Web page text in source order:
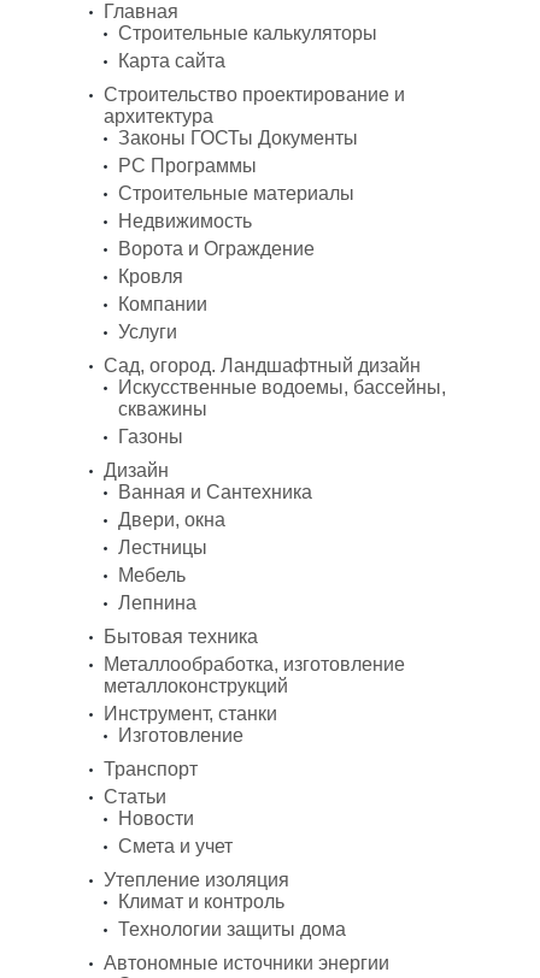
Главная
Строительные калькуляторы
Карта сайта
Строительство проектирование и
архитектура
Законы ГОСТы Документы
PC Программы
Строительные материалы
Недвижимость
Ворота и Ограждение
Кровля
Компании
Услуги
Сад, огород. Ландшафтный дизайн
Искусственные водоемы, бассейны,
скважины
Газоны
Дизайн
Ванная и Сантехника
Двери, окна
Лестницы
Мебель
Лепнина
Бытовая техника
Металлообработка, изготовление
металлоконструкций
Инструмент, станки
Изготовление
Транспорт
Статьи
Новости
Смета и учет
Утепление изоляция
Климат и контроль
Технологии защиты дома
Автономные источники энергии